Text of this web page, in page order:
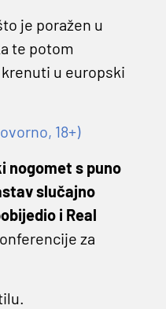
je poražen u
te potom
u europski
18+)
nogomet s puno
slučajno
i Real
za